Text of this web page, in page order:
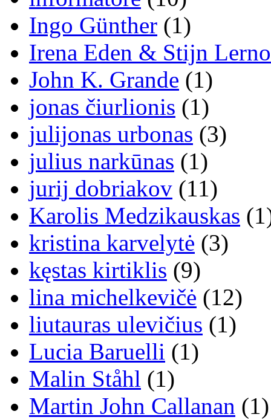
Ingo Günther (1)
Irena Eden & Stijn
John K. Grande (1)
jonas čiurlionis (1)
julijonas urbonas (3)
julius narkūnas (1)
jurij dobriakov (11)
Karolis Medzikauskas
kristina karvelytė (3)
kęstas kirtiklis (9)
lina michelkevičė (12)
liutauras ulevičius (1)
Lucia Baruelli (1)
Malin Ståhl (1)
Martin John Callanan (1)